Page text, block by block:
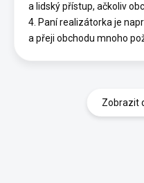
a lidský přístup, ačkoliv
4. Paní realizátorka je
a přeji obchodu mnoho
Zobrazit